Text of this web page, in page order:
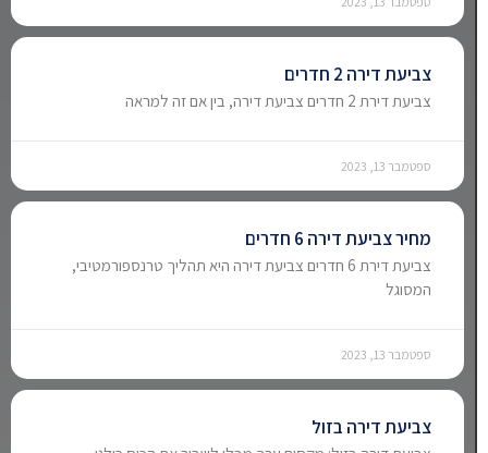
צביעת דירה 2 חדרים
צביעת דירת 2 חדרים צביעת דירה, בין אם זה למראה
ספטמבר 13, 2023
מחיר צביעת דירה 6 חדרים
צביעת דירת 6 חדרים צביעת דירה היא תהליך טרנספורמטיבי,
המסוגל
ספטמבר 13, 2023
צביעת דירה בזול